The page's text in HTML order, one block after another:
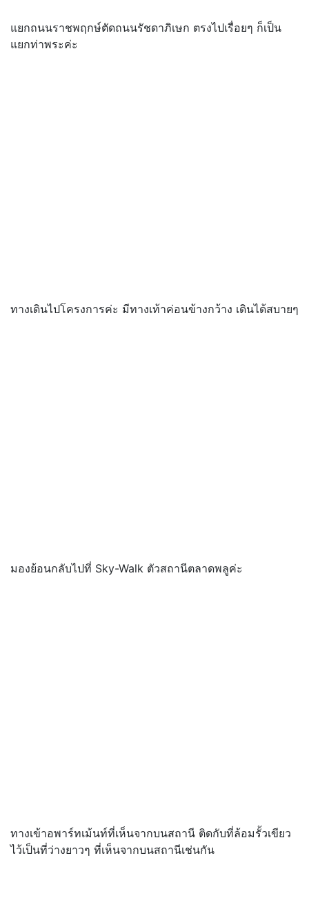
แยกถนนราชพฤกษ์ตัดถนนรัชดาภิเษก ตรงไปเรื่อยๆ ก็เป็น
แยกท่าพระค่ะ
ทางเดินไปโครงการค่ะ มีทางเท้าค่อนข้างกว้าง เดินได้สบายๆ
มองย้อนกลับไปที่ Sky-Walk ตัวสถานีตลาดพลูค่ะ
ทางเข้าอพาร์ทเม้นท์ที่เห็นจากบนสถานี ติดกับที่ล้อมรั้วเขียว
ไว้เป็นที่ว่างยาวๆ ที่เห็นจากบนสถานีเช่นกัน